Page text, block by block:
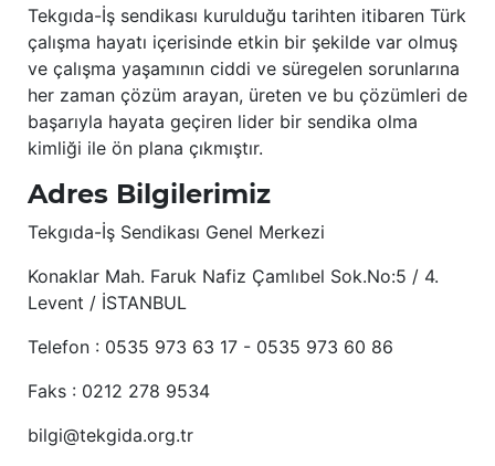
Tekgıda-İş sendikası kurulduğu tarihten itibaren Türk
çalışma hayatı içerisinde etkin bir şekilde var olmuş
ve çalışma yaşamının ciddi ve süregelen sorunlarına
her zaman çözüm arayan, üreten ve bu çözümleri de
başarıyla hayata geçiren lider bir sendika olma
kimliği ile ön plana çıkmıştır.
Adres Bilgilerimiz
Tekgıda-İş Sendikası Genel Merkezi
Konaklar Mah. Faruk Nafiz Çamlıbel Sok.No:5 / 4.
Levent / İSTANBUL
Telefon : 0535 973 63 17 - 0535 973 60 86
Faks : 0212 278 9534
bilgi@tekgida.org.tr